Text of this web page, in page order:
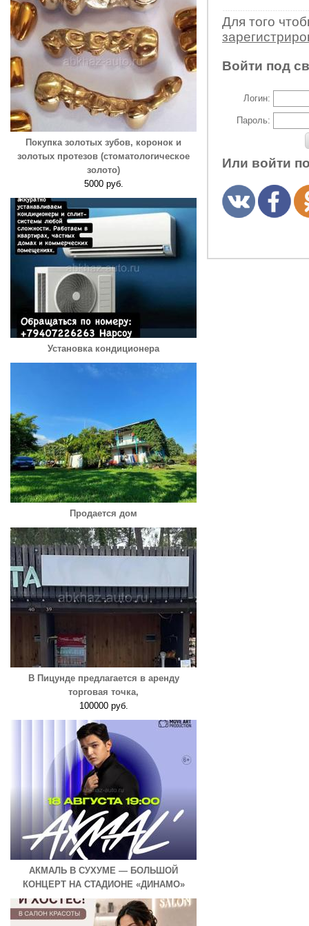
Покупка золотых зубов, коронок и
золотых протезов (стоматологическое
золото)
5000 руб.
Установка кондиционера
Продается дом
В Пицунде предлагается в аренду
торговая точка,
100000 руб.
АКМАЛЬ В СУХУМЕ — БОЛЬШОЙ
КОНЦЕРТ НА СТАДИОНЕ «ДИНАМО»
Для того
Войти под
Логин:
Пароль:
Или войти